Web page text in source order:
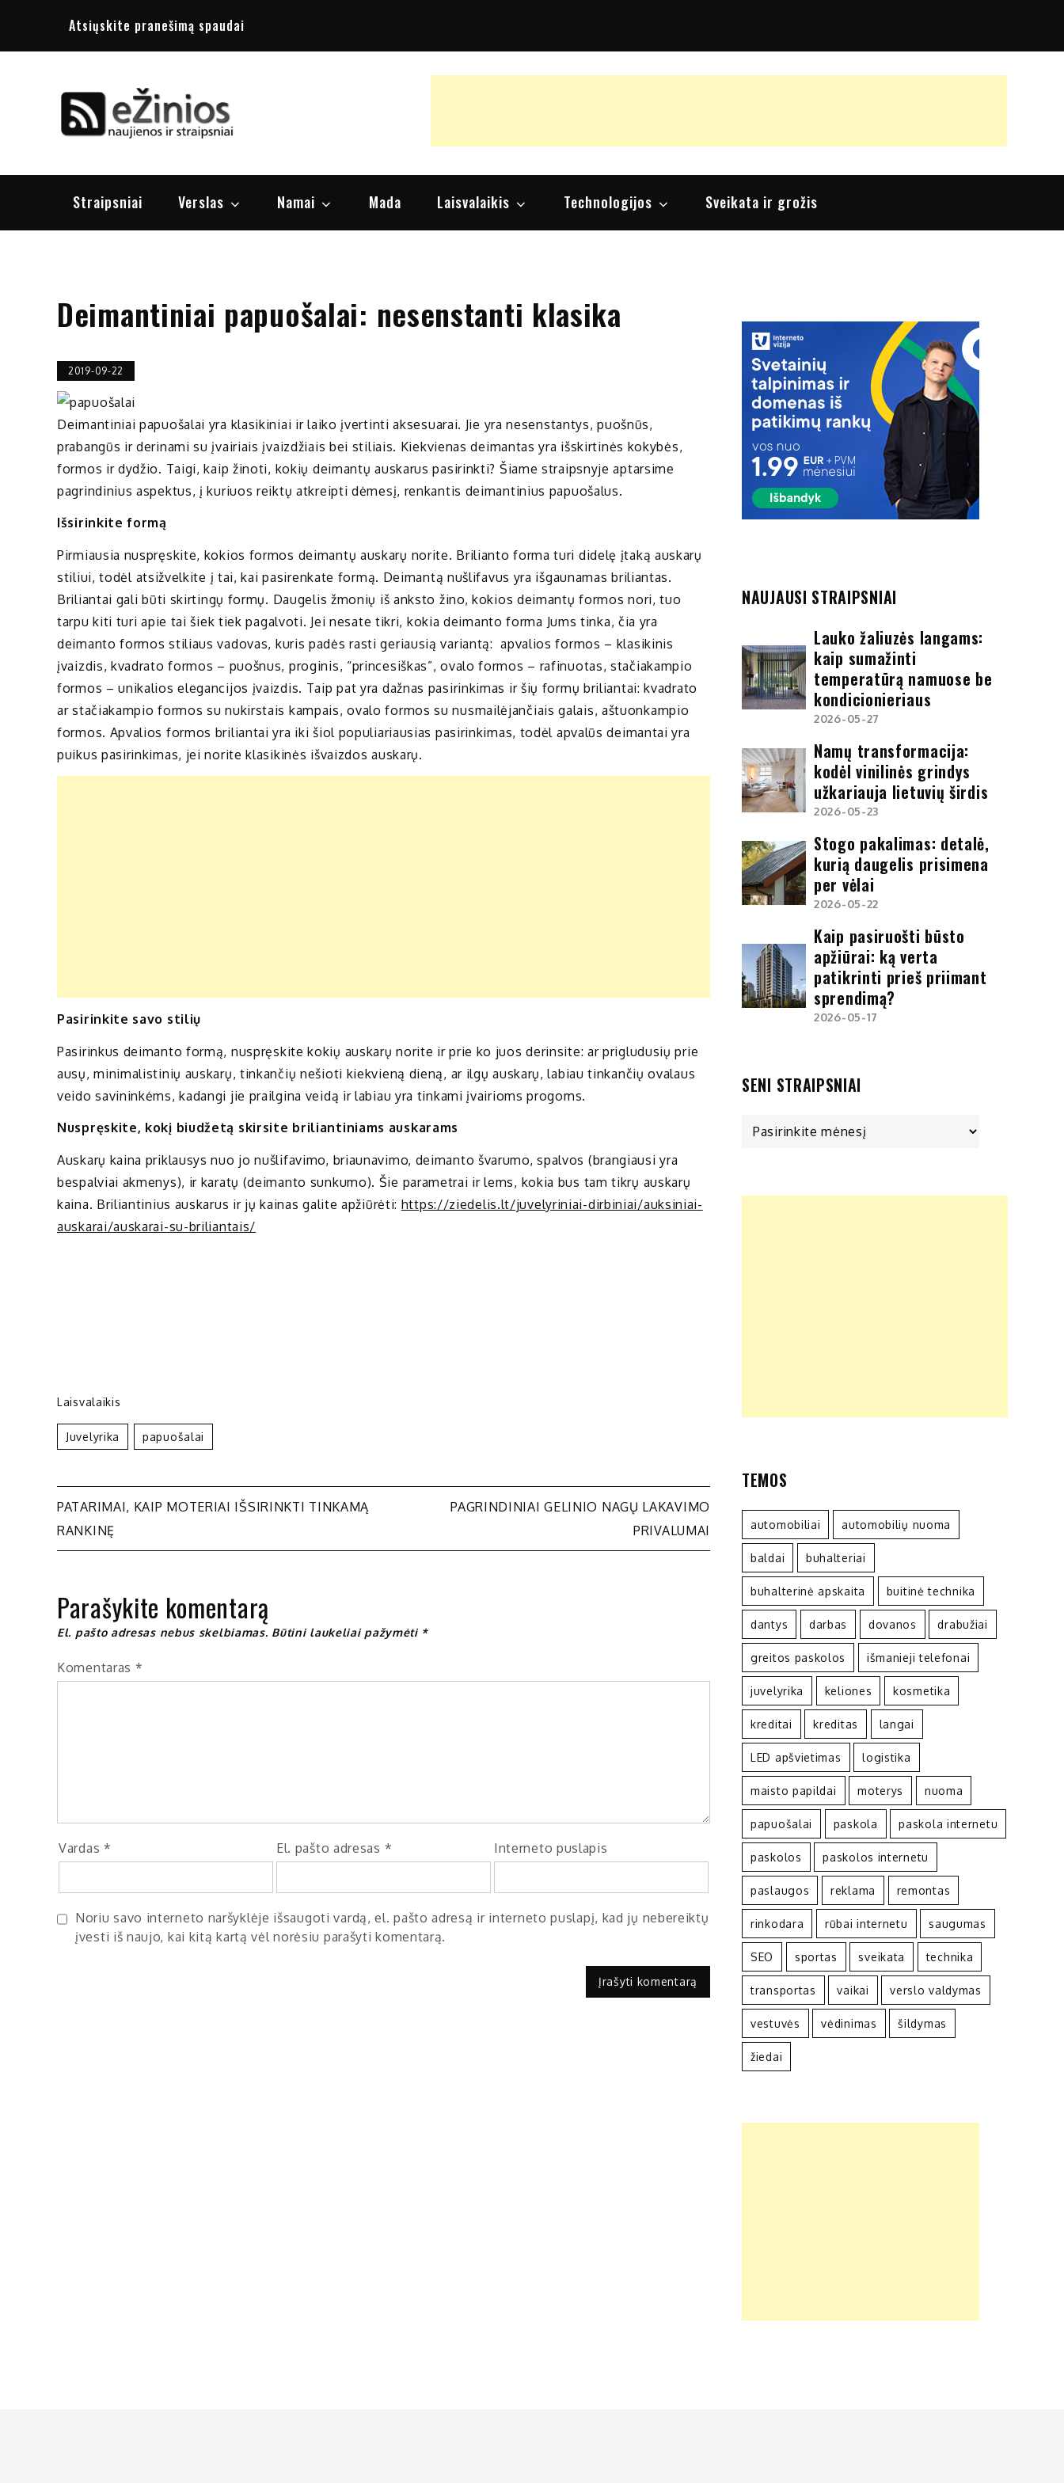
Atsiųskite pranešimą spaudai
Straipsniai Verslas Namai Mada Laisvalaikis Technologijos Sveikata ir grožis
Deimantiniai papuošalai: nesenstanti klasika
2019-09-22
Deimantiniai papuošalai yra klasikiniai ir laiko įvertinti aksesuarai. Jie yra nesenstantys, puošnūs,
prabangūs ir derinami su įvairiais įvaizdžiais bei stiliais. Kiekvienas deimantas yra išskirtinės kokybės,
formos ir dydžio. Taigi, kaip žinoti, kokių deimantų auskarus pasirinkti? Šiame straipsnyje aptarsime
pagrindinius aspektus, į kuriuos reiktų atkreipti dėmesį, renkantis deimantinius papuošalus.
Išsirinkite formą
Pirmiausia nuspręskite, kokios formos deimantų auskarų norite. Brilianto forma turi didelę įtaką auskarų
stiliui, todėl atsižvelkite į tai, kai pasirenkate formą. Deimantą nušlifavus yra išgaunamas briliantas.
Briliantai gali būti skirtingų formų. Daugelis žmonių iš anksto žino, kokios deimantų formos nori, tuo
tarpu kiti turi apie tai šiek tiek pagalvoti. Jei nesate tikri, kokia deimanto forma Jums tinka, čia yra
deimanto formos stiliaus vadovas, kuris padės rasti geriausią variantą: apvalios formos – klasikinis
įvaizdis, kvadrato formos – puošnus, proginis, “princesiškas”, ovalo formos – rafinuotas, stačiakampio
formos – unikalios elegancijos įvaizdis. Taip pat yra dažnas pasirinkimas ir šių formų briliantai: kvadrato
ar stačiakampio formos su nukirstais kampais, ovalo formos su nusmailėjančiais galais, aštuonkampio
formos. Apvalios formos briliantai yra iki šiol populiariausias pasirinkimas, todėl apvalūs deimantai yra
puikus pasirinkimas, jei norite klasikinės išvaizdos auskarų.
Pasirinkite savo stilių
Pasirinkus deimanto formą, nuspręskite kokių auskarų norite ir prie ko juos derinsite: ar prigludusių prie
ausų, minimalistinių auskarų, tinkančių nešioti kiekvieną dieną, ar ilgų auskarų, labiau tinkančių ovalaus
veido savininkėms, kadangi jie prailgina veidą ir labiau yra tinkami įvairioms progoms.
Nuspręskite, kokį biudžetą skirsite briliantiniams auskarams
Auskarų kaina priklausys nuo jo nušlifavimo, briaunavimo, deimanto švarumo, spalvos (brangiausi yra
bespalviai akmenys), ir karatų (deimanto sunkumo). Šie parametrai ir lems, kokia bus tam tikrų auskarų
kaina. Briliantinius auskarus ir jų kainas galite apžiūrėti: https://ziedelis.lt/juvelyriniai-dirbiniai/auksiniai-
auskarai/auskarai-su-briliantais/
Laisvalaikis
Juvelyrika Papuošalai
Navigacija
tarp
įrašų
PATARIMAI, KAIP MOTERIAI IŠSIRINKTI TINKAMĄ
RANKINĘ
PAGRINDINIAI GELINIO NAGŲ LAKAVIMO
PRIVALUMAI
Parašykite komentarą
El. pašto adresas nebus skelbiamas. Būtini laukeliai pažymėti *
Komentaras *
Vardas * El. pašto adresas * Interneto puslapis
Noriu savo interneto naršyklėje išsaugoti vardą, el. pašto adresą ir interneto puslapį, kad jų nebereiktų
įvesti iš naujo, kai kitą kartą vėl norėsiu parašyti komentarą.
NAUJAUSI STRAIPSNIAI
Lauko žaliuzės langams:
kaip sumažinti
temperatūrą namuose be
kondicionieriaus
2026-05-27
Namų transformacija:
kodėl vinilinės grindys
užkariauja lietuvių širdis
2026-05-23
Stogo pakalimas: detalė,
kurią daugelis prisimena
per vėlai
2026-05-22
Kaip pasiruošti būsto
apžiūrai: ką verta
patikrinti prieš priimant
sprendimą?
2026-05-17
SENI STRAIPSNIAI
TEMOS
automobiliai automobilių nuoma
baldai buhalteriai
buhalterinė apskaita buitinė technika
dantys darbas dovanos drabužiai
greitos paskolos išmanieji telefonai
juvelyrika keliones kosmetika
kreditai kreditas langai
LED apšvietimas logistika
maisto papildai moterys nuoma
papuošalai paskola paskola internetu
paskolos paskolos internetu
paslaugos reklama remontas
rinkodara rūbai internetu saugumas
SEO sportas sveikata technika
transportas vaikai verslo valdymas
vestuvės vėdinimas šildymas
žiedai